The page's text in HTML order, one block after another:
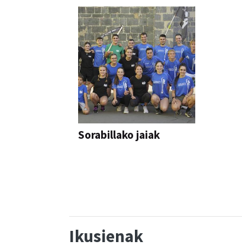
Sorabillako jaiak
Ikusienak